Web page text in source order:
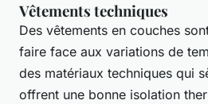
Vêtements techniques
Des vêtements en couches
faire face aux variations de
des matériaux techniques qui
offrent une bonne isolation